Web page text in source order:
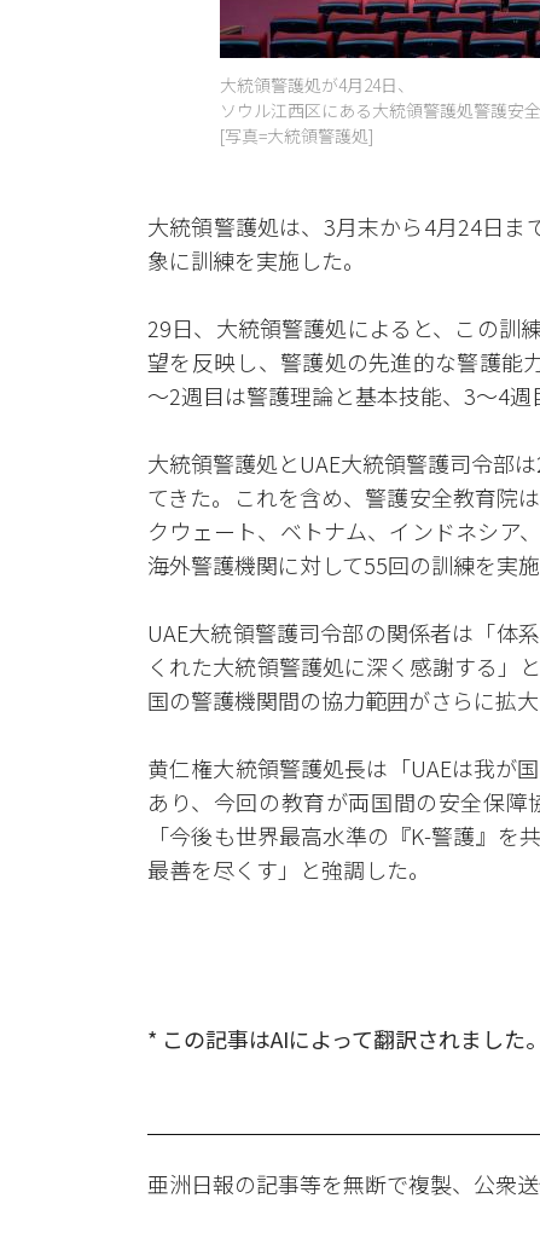
大統領警護処が4月24日、
ソウル江西区にある大統領警護処警護安
[写真=大統領警護処]
大統領警護処は、3月末から4月24日ま
象に訓練を実施した。
29日、大統領警護処によると、この訓
望を反映し、警護処の先進的な警護能
～2週目は警護理論と基本技能、3～4週
大統領警護処とUAE大統領警護司令部
てきた。これを含め、警護安全教育院
クウェート、ベトナム、インドネシア
海外警護機関に対して55回の訓練を実施
UAE大統領警護司令部の関係者は「体
くれた大統領警護処に深く感謝する」
国の警護機関間の協力範囲がさらに拡
黄仁権大統領警護処長は「UAEは我が
あり、今回の教育が両国間の安全保障
「今後も世界最高水準の『K-警護』
最善を尽くす」と強調した。
* この記事はAIによって翻訳されました。
亜洲日報の記事等を無断で複製、公衆